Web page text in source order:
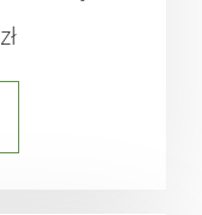
zł